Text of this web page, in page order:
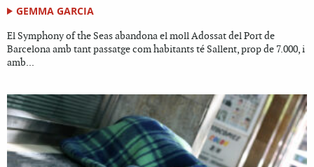
GEMMA GARCIA
El Symphony of the Seas abandona el moll Adossat del Port de
Barcelona amb tant passatge com habitants té Sallent, prop de 7.000, i
amb...